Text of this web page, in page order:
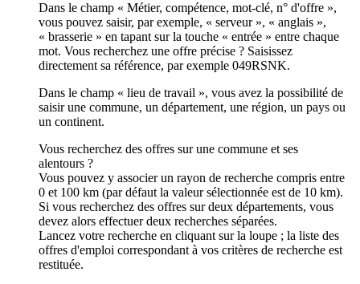
Dans le champ « Métier, compétence, mot-clé, n° d'offre »,
vous pouvez saisir, par exemple, « serveur », « anglais »,
« brasserie » en tapant sur la touche « entrée » entre chaque
mot. Vous recherchez une offre précise ? Saisissez
directement sa référence, par exemple 049RSNK.
Dans le champ « lieu de travail », vous avez la possibilité de
saisir une commune, un département, une région, un pays ou
un continent.
Vous recherchez des offres sur une commune et ses
alentours ?
Vous pouvez y associer un rayon de recherche compris entre
0 et 100 km (par défaut la valeur sélectionnée est de 10 km).
Si vous recherchez des offres sur deux départements, vous
devez alors effectuer deux recherches séparées.
Lancez votre recherche en cliquant sur la loupe ; la liste des
offres d'emploi correspondant à vos critères de recherche est
restituée.